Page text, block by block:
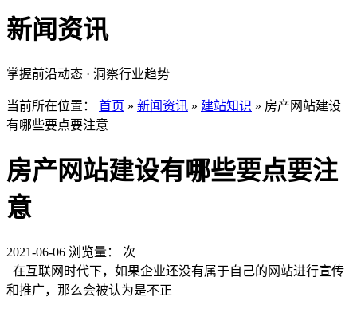
新闻资讯
掌握前沿动态 · 洞察行业趋势
当前所在位置： 首页 » 新闻资讯 » 建站知识 » 房产网站建设
有哪些要点要注意
房产网站建设有哪些要点要注
意
2021-06-06 浏览量：
次
在互联网时代下，如果企业还没有属于自己的网站进行宣传
和推广，那么会被认为是不正